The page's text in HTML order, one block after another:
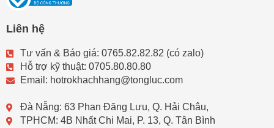
Liên hệ
Tư vấn & Báo giá: 0765.82.82.82 (có zalo)
Hỗ trợ kỹ thuật: 0705.80.80.80
Email: hotrokhachhang@tongluc.com
Đà Nẵng: 63 Phan Đăng Lưu, Q. Hải Châu,
TPHCM: 4B Nhất Chi Mai, P. 13, Q. Tân Bình